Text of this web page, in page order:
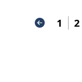
1 2